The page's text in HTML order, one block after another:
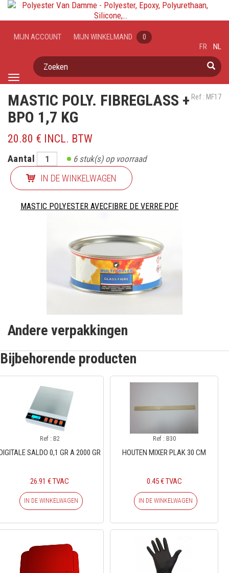
Toggle
MIJN ACCOUNT MIJN WINKELMAND 0
Zoeken
FR NL
Ref : MF17
MASTIC POLY. FIBREGLASS +
BPO 1,7 KG
20.80 € INCL. BTW
Aantal 6stuk(s) op voorraad
IN DE WINKELWAGEN
MASTIC POLYESTER AVECFIBRE DE VERRE.PDF
Andere verpakkingen
Bijbehorende producten
Ref : B2
SALDO 0,1 GR A 2000 GR
26.91 € TVAC
IN DE WINKELWAGEN
Ref : B30
HOUTEN MIXER PLAK 30 CM
0.45 € TVAC
IN DE WINKELWAGEN